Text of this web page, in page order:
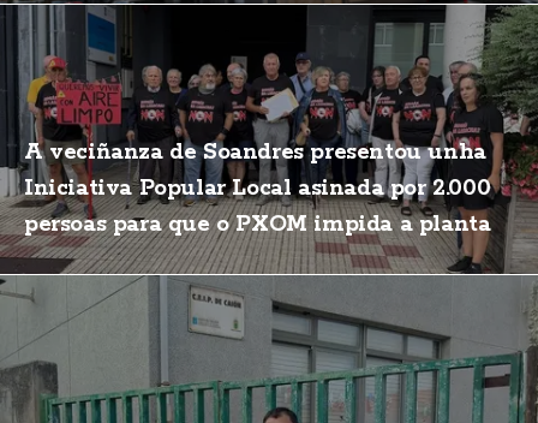
A veciñanza de Soandres presentou unha
Iniciativa Popular Local asinada por 2.000
persoas para que o PXOM impida a planta
de biogás